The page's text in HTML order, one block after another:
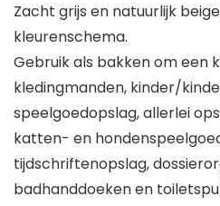
Zacht grijs en natuurlijk
kleurenschema.
Gebruik als bakken om een
kledingmanden, kinder/
speelgoedopslag, allerlei
katten- en
tijdschriftenopslag,
badhanddoeken en